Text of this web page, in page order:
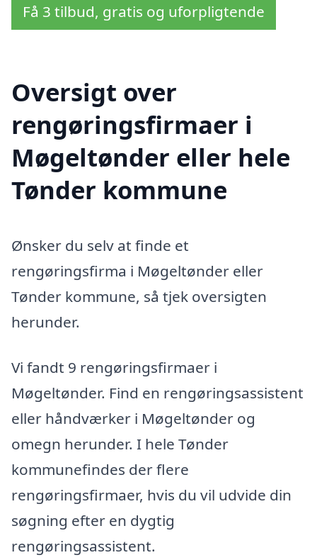
Få 3 tilbud, gratis og uforpligtende
Oversigt over
rengøringsfirmaer i
Møgeltønder eller hele
Tønder kommune
Ønsker du selv at finde et
rengøringsfirma i Møgeltønder eller
Tønder kommune, så tjek oversigten
herunder.
Vi fandt 9 rengøringsfirmaer i
Møgeltønder. Find en rengøringsassistent
eller håndværker i Møgeltønder og
omegn herunder. I hele Tønder
kommunefindes der flere
rengøringsfirmaer, hvis du vil udvide din
søgning efter en dygtig
rengøringsassistent.